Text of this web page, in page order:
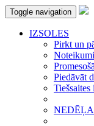
Toggle navigation
IZSOLES
Pirkt un
Noteikumi
Piedāvāt
Tiešsaites